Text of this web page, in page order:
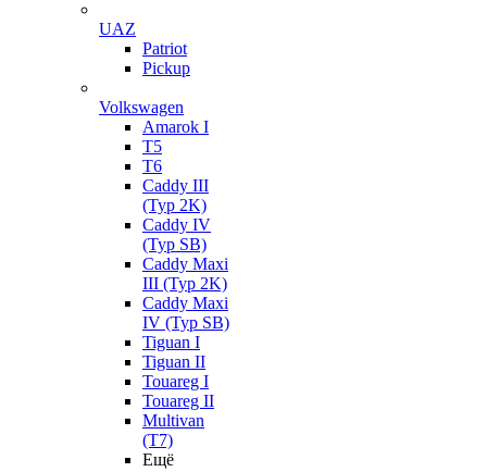
UAZ
Patriot
Pickup
Volkswagen
Amarok I
T5
T6
Caddy III
(Typ 2K)
Caddy IV
(Typ SB)
Caddy Maxi
III (Typ 2K)
Caddy Maxi
IV (Typ SB)
Tiguan I
Tiguan II
Touareg I
Touareg II
Multivan
(T7)
Ещё